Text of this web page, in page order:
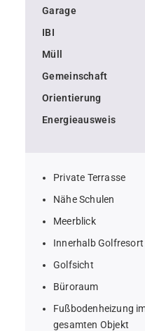
- Gesamte bebaute
2.554 m² großen
- Infinity-Pool, der
Ausstattung
- Zu den weiteren
Heimkino und
Garage
IBI
Müll
Gemeinschaft
Orientierung
Energieausweis
Private Terrasse
Nähe Schulen
Meerblick
Innerhalb Golfresort
Golfsicht
Büroraum
Fußbodenheizung
gesamten Objekt